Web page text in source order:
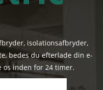
isolationsafbryder,
bedes du efterlade din e-
os inden for 24 timer.